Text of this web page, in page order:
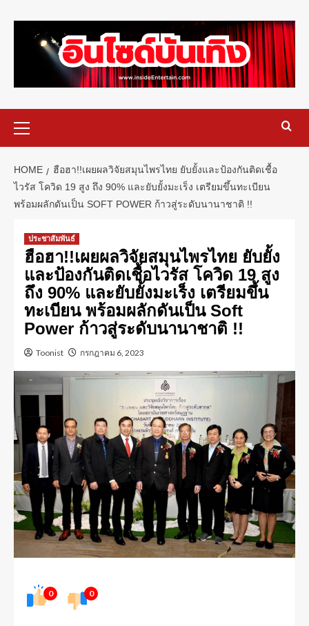
HOME
ฮือฮา!!เผยผลวิจัยสมุนไพรไทย ยับยั้งและป้องกันติดเชื้อ
ไวรัส โควิด 19 สูง ถึง 90% และยับยั้งมะเร็ง เตรียมขึ้นทะเบียน
พร้อมผลักดันเป็น SOFT POWER ก้าวสู่ระดับนานาชาติ !!
ประชาสัมพันธ์
ฮือฮา!!เผยผลวิจัยสมุนไพรไทย ยับยั้ง
และป้องกันติดเชื้อไวรัส โควิด 19 สูง
ถึง 90% และยับยั้งมะเร็ง เตรียมขึ้น
ทะเบียน พร้อมผลักดันเป็น Soft
Power ก้าวสู่ระดับนานาชาติ !!
Toonist กรกฎาคม 6, 2023
0 0